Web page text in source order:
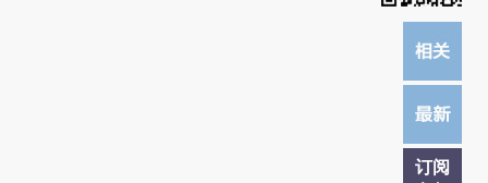
订阅